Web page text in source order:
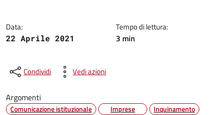
Data:
22 Aprile 2021
Tempo di lettura:
3 min
Condividi Vedi azioni
Argomenti
Comunicazione istituzionale Imprese Inquinamento